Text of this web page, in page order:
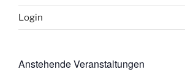
Login
Anstehende Veranstaltungen